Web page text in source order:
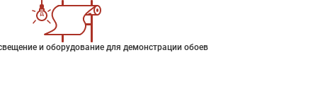
и оборудование для демонстрации обоев